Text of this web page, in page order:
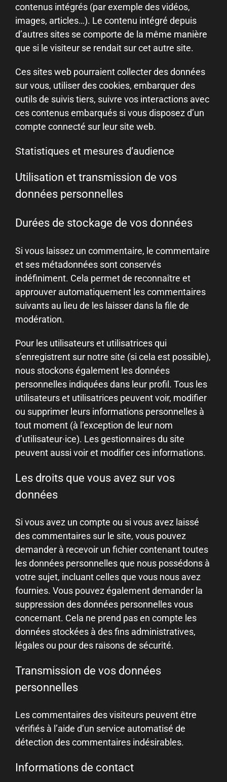
contenus intégrés (par exemple des vidéos,
images, articles…). Le contenu intégré depuis
d’autres sites se comporte de la même manière
que si le visiteur se rendait sur cet autre site.
Ces sites web pourraient collecter des données
sur vous, utiliser des cookies, embarquer des
outils de suivis tiers, suivre vos interactions avec
ces contenus embarqués si vous disposez d’un
compte connecté sur leur site web.
Statistiques et mesures d’audience
Utilisation et transmission de vos
données personnelles
Durées de stockage de vos données
Si vous laissez un commentaire, le commentaire
et ses métadonnées sont conservés
indéfiniment. Cela permet de reconnaître et
approuver automatiquement les commentaires
suivants au lieu de les laisser dans la file de
modération.
Pour les utilisateurs et utilisatrices qui
s’enregistrent sur notre site (si cela est possible),
nous stockons également les données
personnelles indiquées dans leur profil. Tous les
utilisateurs et utilisatrices peuvent voir, modifier
ou supprimer leurs informations personnelles à
tout moment (à l’exception de leur nom
d’utilisateur·ice). Les gestionnaires du site
peuvent aussi voir et modifier ces informations.
Les droits que vous avez sur vos
données
Si vous avez un compte ou si vous avez laissé
des commentaires sur le site, vous pouvez
demander à recevoir un fichier contenant toutes
les données personnelles que nous possédons à
votre sujet, incluant celles que vous nous avez
fournies. Vous pouvez également demander la
suppression des données personnelles vous
concernant. Cela ne prend pas en compte les
données stockées à des fins administratives,
légales ou pour des raisons de sécurité.
Transmission de vos données
personnelles
Les commentaires des visiteurs peuvent être
vérifiés à l’aide d’un service automatisé de
détection des commentaires indésirables.
Informations de contact